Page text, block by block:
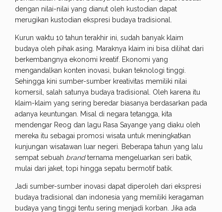
dengan nilai-nilai yang dianut oleh kustodian dapat
merugikan kustodian ekspresi budaya tradisional.
Kurun waktu 10 tahun terakhir ini, sudah banyak klaim
budaya oleh pihak asing. Maraknya klaim ini bisa dilihat dari
berkembangnya ekonomi kreatif. Ekonomi yang
mengandalkan konten inovasi, bukan teknologi tinggi.
Sehingga kini sumber-sumber kreativitas memiliki nilai
komersil, salah satunya budaya tradisional. Oleh karena itu
klaim-klaim yang sering beredar biasanya berdasarkan pada
adanya keuntungan. Misal di negara tetangga, kita
mendengar Reog dan lagu Rasa Sayange yang diaku oleh
mereka itu sebagai promosi wisata untuk meningkatkan
kunjungan wisatawan luar negeri. Beberapa tahun yang lalu
sempat sebuah brandternama mengeluarkan seri batik,
mulai dari jaket, topi hingga sepatu bermotif batik.
Jadi sumber-sumber inovasi dapat diperoleh dari ekspresi
budaya tradisional dan indonesia yang memiliki keragaman
budaya yang tinggi tentu sering menjadi korban. Jika ada